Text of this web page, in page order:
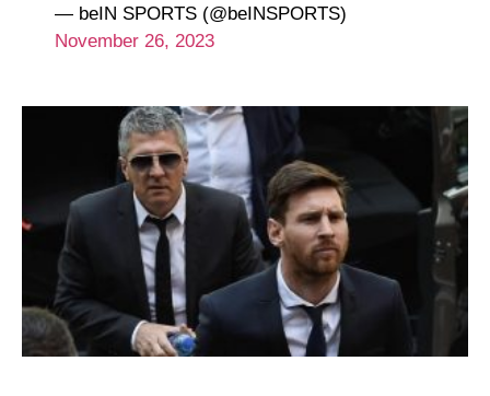
— beIN SPORTS (@beINSPORTS)
November 26, 2023